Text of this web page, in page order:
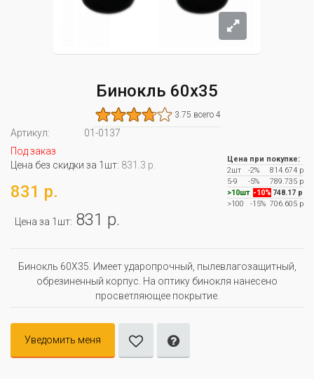
Бинокль 60х35
3.75 всего 4
Артикул:
01-0137
Под заказ
Цена без скидки за 1шт: 831.3 р.
831 р.
Цена за 1шт: 831 р.
Цена при покупке:
2шт
-2%
814.674 р
5-9
-5%
789.735 р
>10шт -10% 748.17 р
>100
-15% 706.605 р
Бинокль 60X35. Имеет ударопрочный, пылевлагозащитный,
обрезиненный корпус. На оптику бинокля нанесено
просветляющее покрытие.
Уведомить меня